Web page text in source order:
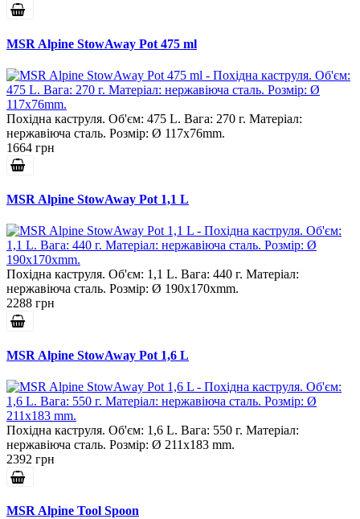
MSR Alpine StowAway Pot 475 ml
Похідна каструля. Об'єм: 475 L. Вага: 270 г. Матеріал:
нержавіюча сталь. Розмір: Ø 117x76mm.
1664 грн
MSR Alpine StowAway Pot 1,1 L
Похідна каструля. Об'єм: 1,1 L. Вага: 440 г. Матеріал:
нержавіюча сталь. Розмір: Ø 190x170xmm.
2288 грн
MSR Alpine StowAway Pot 1,6 L
Похідна каструля. Об'єм: 1,6 L. Вага: 550 г. Матеріал:
нержавіюча сталь. Розмір: Ø 211x183 mm.
2392 грн
MSR Alpine Tool Spoon